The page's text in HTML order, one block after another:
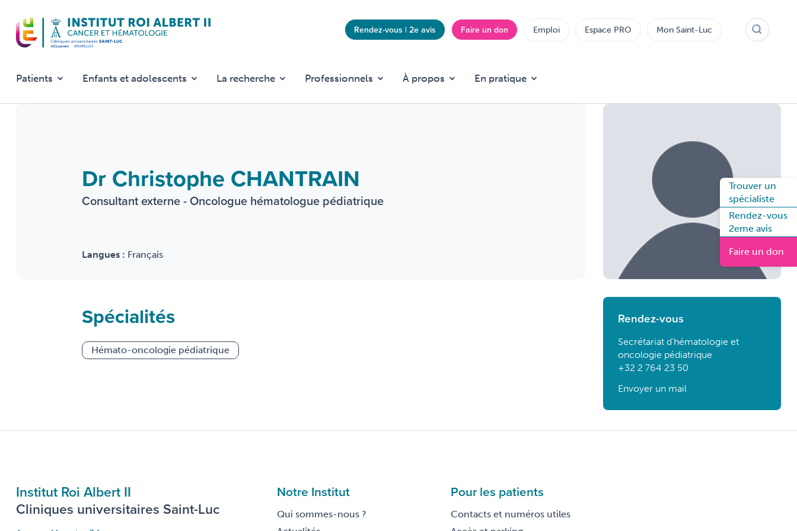
contenu
principal
TopRendez-vous | 2e avis Faire un don Emploi Espace PRO Mon Saint-Luc
Patients Enfants et adolescents La recherche Professionnels À propos En pratique
Trouver un
spécialiste
Rendez-vous
2eme avis
Faire un don
Dr Christophe CHANTRAIN
Consultant externe - Oncologue hématologue pédiatrique
Langues : Français
Spécialités
Hémato-oncologie pédiatrique
Rendez-vous
Secrétariat d'hématologie et
oncologie pédiatrique
+32 2 764 23 50
Envoyer un mail
Institut Roi Albert II
Cliniques universitaires Saint-Luc
Notre Institut
Qui sommes-nous ?
Pour les patients
Contacts et numéros utiles